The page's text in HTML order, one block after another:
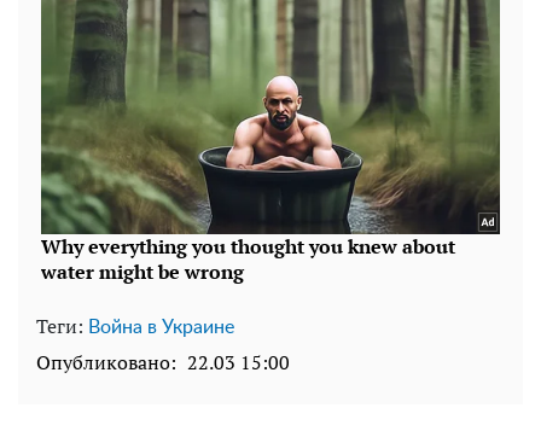
Теги: Война в Украине
Опубликовано: 22.03 15:00